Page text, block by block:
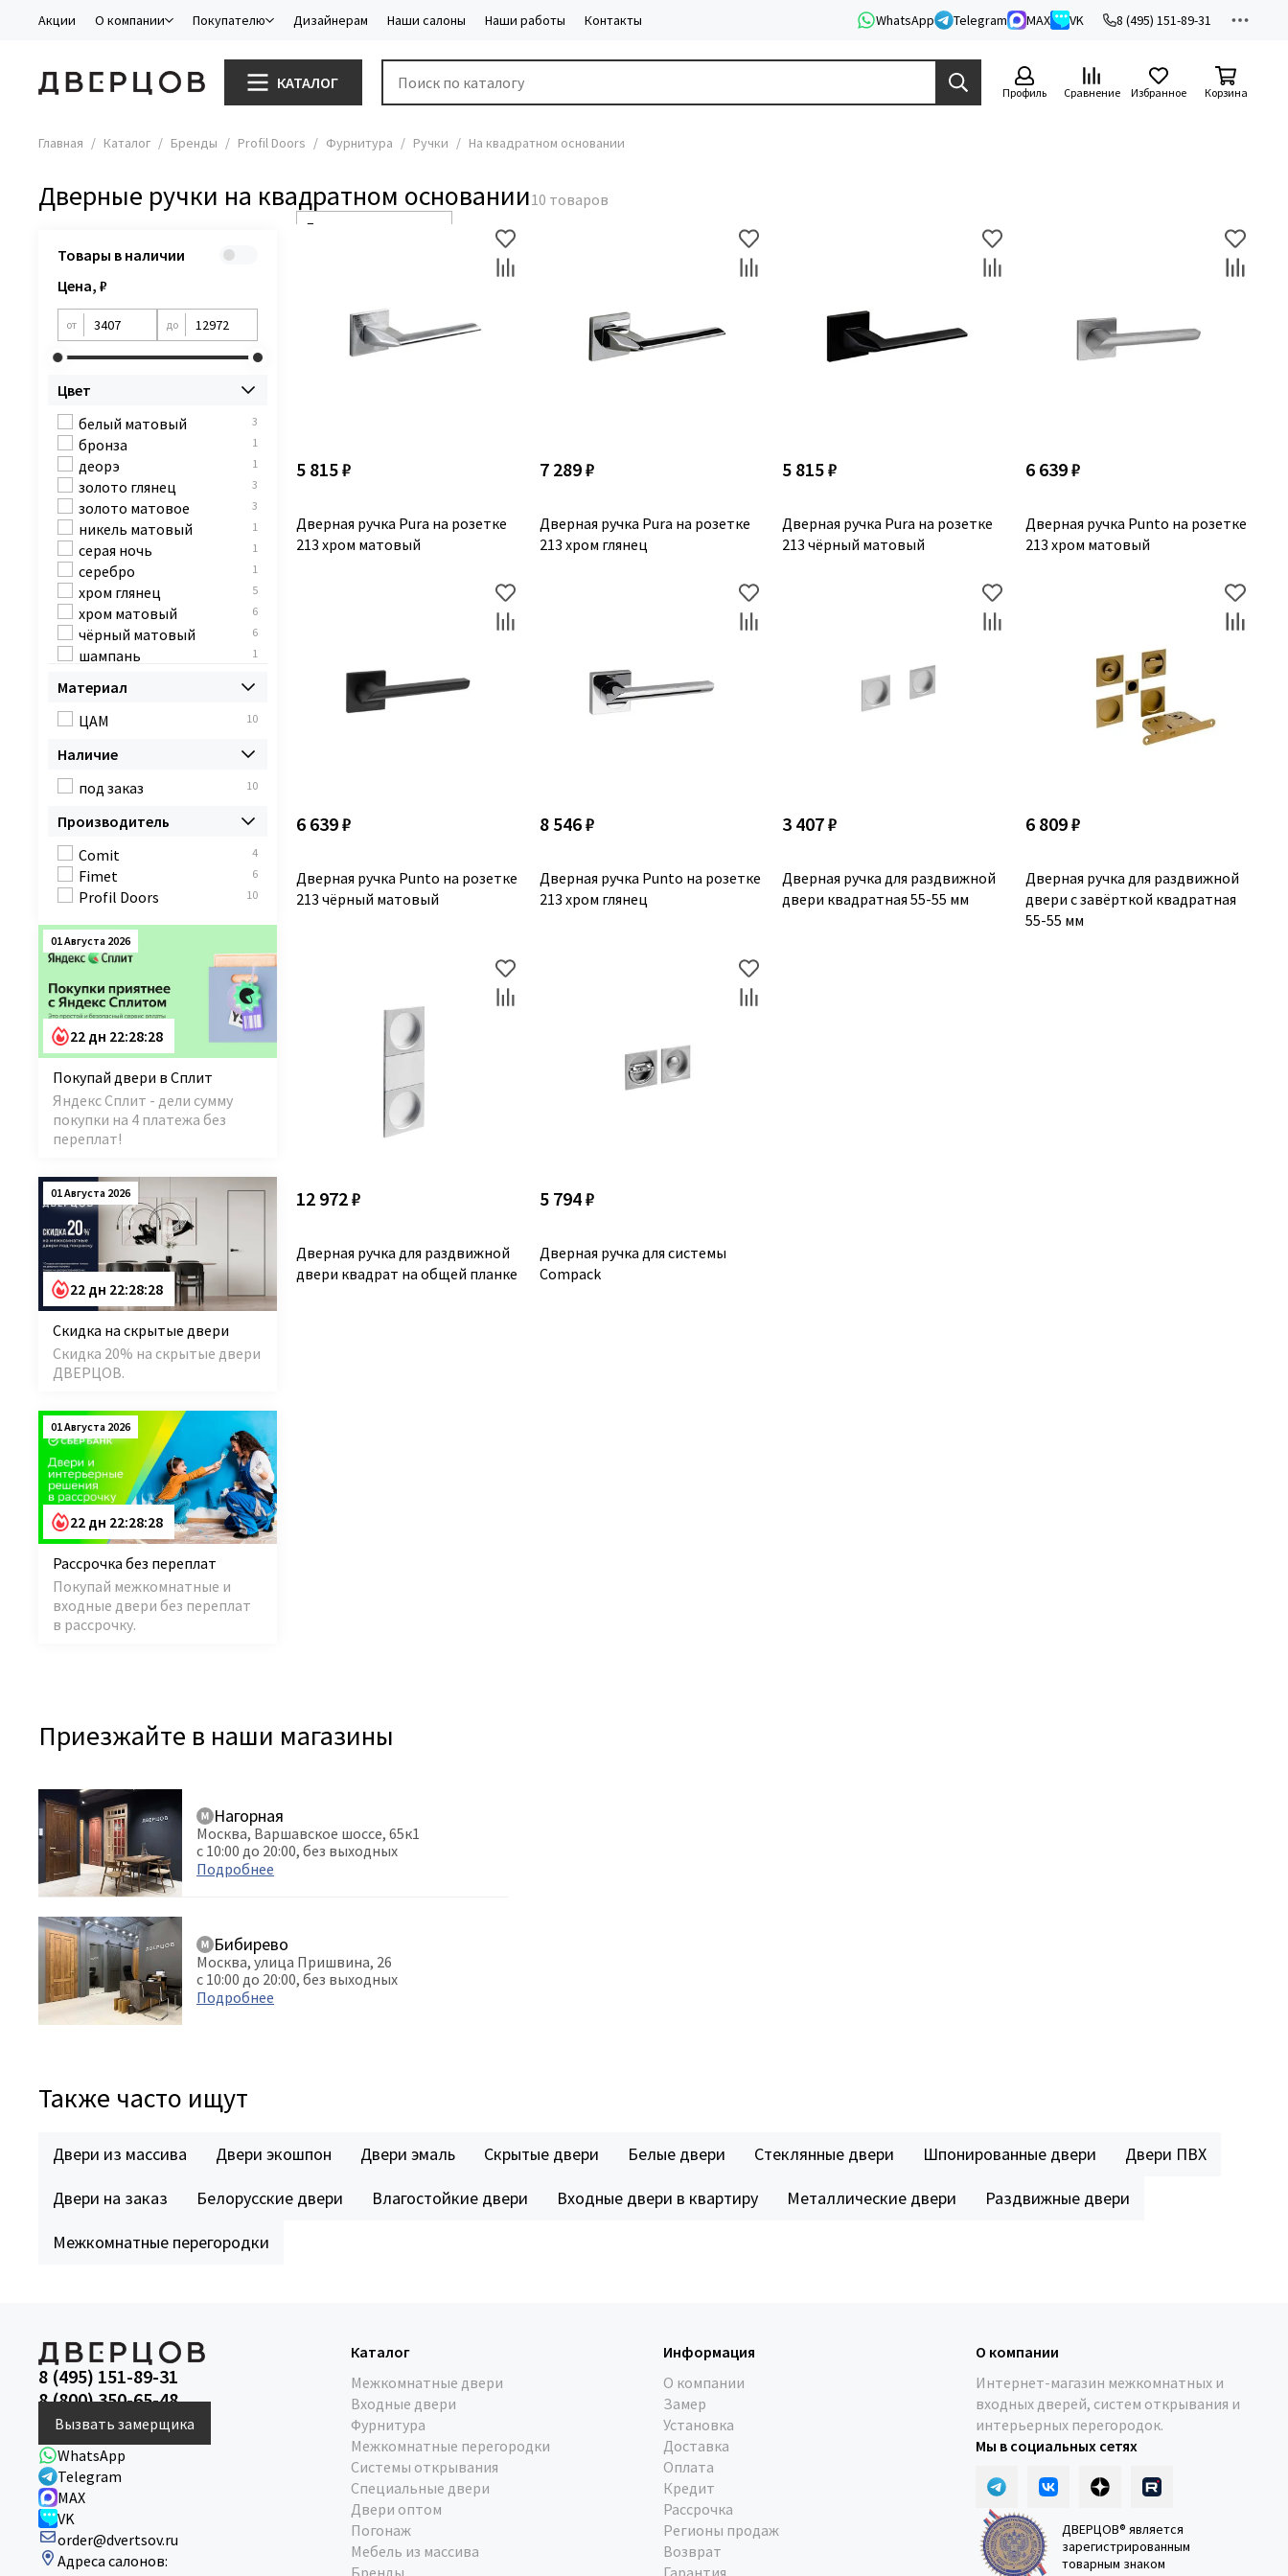
Акции О компании Покупателю Дизайнерам Наши салоны Наши работы Контакты WhatsApp Telegram MAX VK 8 (495) 151-89-31
КАТАЛОГ
Профиль Сравнение Избранное Корзина
Главная Каталог Бренды Profil Doors Фурнитура Ручки На квадратном основании
Дверные ручки на квадратном основании
5 815 ₽
Дверная ручка Pura на розетке
213 хром матовый
7 289 ₽
Дверная ручка Pura на розетке
213 хром глянец
5 815 ₽
Дверная ручка Pura на розетке
213 чёрный матовый
6 639 ₽
Дверная ручка Punto на розетке
213 хром матовый
6 639 ₽
Дверная ручка Punto на розетке
213 чёрный матовый
8 546 ₽
Дверная ручка Punto на розетке
213 хром глянец
3 407 ₽
Дверная ручка для раздвижной
двери квадратная 55-55 мм
6 809 ₽
Дверная ручка для раздвижной
двери с завёрткой квадратная
55-55 мм
12 972 ₽
Дверная ручка для раздвижной
двери квадрат на общей планке
5 794 ₽
Дверная ручка для системы
Compack
Товары в наличии
Цена, ₽
от до
Цвет
белый матовый
3
бронза 1
деорэ 1
золото глянец 3
золото матовое 3
никель матовый 1
серая ночь 1
серебро 1
хром глянец 5
хром матовый 6
чёрный матовый 6
шампань 1
Материал
ЦАМ
10
Наличие
под заказ
10
Производитель
Comit
4
Fimet 6
Profil Doors 10
01 Августа 2026
22 дн 22:28:28
Покупай двери в Сплит
Яндекс Сплит - дели сумму
покупки на 4 платежа без
переплат!
01 Августа 2026
22 дн 22:28:28
Скидка на скрытые двери
Скидка 20% на скрытые двери
ДВЕРЦОВ.
01 Августа 2026
22 дн 22:28:28
Рассрочка без переплат
Покупай межкомнатные и
входные двери без переплат
в рассрочку.
Приезжайте в наши магазины
Нагорная
Москва, Варшавское шоссе, 65к1
с 10:00 до 20:00, без выходных
Подробнее
Бибирево
Москва, улица Пришвина, 26
с 10:00 до 20:00, без выходных
Подробнее
Также часто ищут
Двери из массива Двери экошпон Двери эмаль Скрытые двери Белые двери Стеклянные двери Шпонированные двери
Двери ПВХ
Двери на заказ
Белорусские двери Влагостойкие двери Входные двери в квартиру Металлические двери
Раздвижные двери
Межкомнатные перегородки
8 (495) 151-89-31
8 (800) 350-65-48
Вызвать замерщика
WhatsApp
Telegram
MAX
VK
order@dvertsov.ru
Адреса салонов:
Каталог
Межкомнатные двери
Входные двери
Фурнитура
Межкомнатные перегородки
Системы открывания
Специальные двери
Двери оптом
Погонаж
Мебель из массива
Бренды
Информация
О компании
Замер
Установка
Доставка
Оплата
Кредит
Рассрочка
Регионы продаж
Возврат
Гарантия
О компании
Интернет-магазин межкомнатных и
входных дверей, систем открывания и
интерьерных перегородок.
Мы в социальных сетях
ДВЕРЦОВ® является
зарегистрированным
товарным знаком